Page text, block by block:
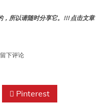
，所以请随时分享它。!!! 点击文章
下评论
Pinterest